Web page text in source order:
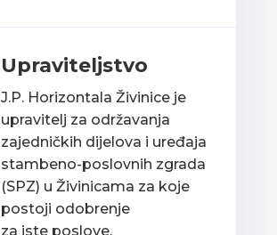
Upraviteljstvo
J.P. Horizontala Živinice je
upravitelj za održavanja
zajedničkih dijelova i uređaja
stambeno-poslovnih zgrada
(SPZ) u Živinicama za koje
postoji odobrenje
za iste poslove.